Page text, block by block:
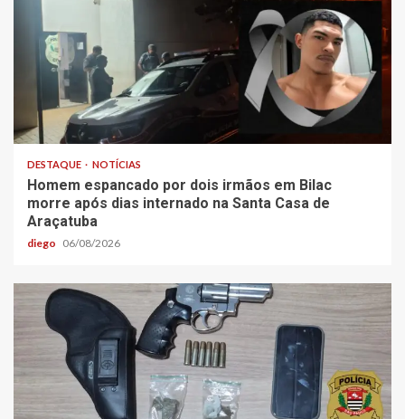
DESTAQUE NOTÍCIAS
Homem espancado por dois irmãos em Bilac
morre após dias internado na Santa Casa de
Araçatuba
diego 06/08/2026